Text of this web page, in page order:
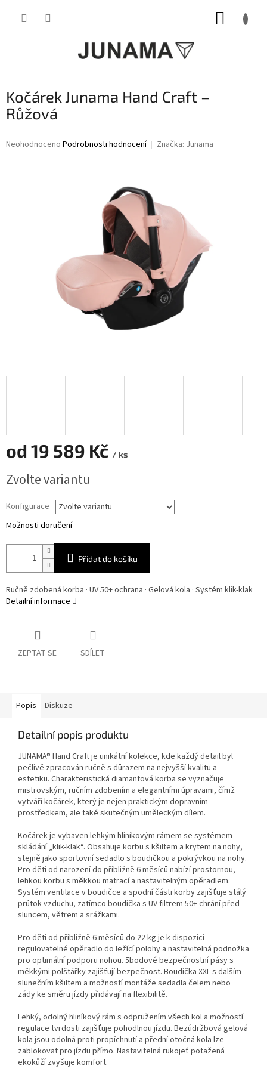
Kočárek Junama Hand Craft –
Růžová
Průměrné
Neohodnoceno Podrobnosti hodnocení Značka: Junama
od 19 589 Kč / ks
cena:
Zvolte variantu
Konfigurace
Možnosti doručení
Přidat do košíku
Ručně zdobená korba · UV 50+ ochrana · Gelová kola · Systém klik-klak
Detailní informace
ZEPTAT SE SDÍLET
Popis Diskuze
Detailní popis produktu
JUNAMA® Hand Craft je unikátní kolekce, kde každý detail byl
pečlivě zpracován ručně s důrazem na nejvyšší kvalitu a
estetiku. Charakteristická diamantová korba se vyznačuje
mistrovským, ručním zdobením a elegantními úpravami, čímž
vytváří kočárek, který je nejen praktickým dopravním
prostředkem, ale také skutečným uměleckým dílem.
Kočárek je vybaven lehkým hliníkovým rámem se systémem
skládání „klik-klak“. Obsahuje korbu s kšiltem a krytem na nohy,
stejně jako sportovní sedadlo s boudičkou a pokrývkou na nohy.
Pro děti od narození do přibližně 6 měsíců nabízí prostornou,
lehkou korbu s měkkou matrací a nastavitelným opěradlem.
Systém ventilace v boudičce a spodní části korby zajišťuje stálý
průtok vzduchu, zatímco boudička s UV filtrem 50+ chrání před
sluncem, větrem a srážkami.
Pro děti od přibližně 6 měsíců do 22 kg je k dispozici
regulovatelné opěradlo do ležící polohy a nastavitelná podnožka
pro optimální podporu nohou. 5bodové bezpečnostní pásy s
měkkými polštářky zajišťují bezpečnost. Boudička XXL s dalším
slunečním kšiltem a možností montáže sedadla čelem nebo
zády ke směru jízdy přidávají na flexibilitě.
Lehký, odolný hliníkový rám s odpružením všech kol a možností
regulace tvrdosti zajišťuje pohodlnou jízdu. Bezúdržbová gelová
kola jsou odolná proti propíchnutí a přední otočná kola lze
zablokovat pro jízdu přímo. Nastavitelná rukojeť potažená
ekokůží zvyšuje komfort.